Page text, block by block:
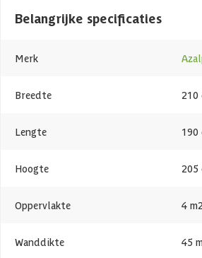
details. Deze hoeksauna is ideaal voor wie
Een massieve sauna bestaat uit massieve
blokhut of uit geprefabriceerde panelen.
constructie ook vaak gebruikt als
hout hoe beter de isolatie. Voor een
Belangrijke specificaties
Merk
Breedte 210
Lengte 190
Hoogte 205
Oppervlakte 4 m2
Wanddikte 45